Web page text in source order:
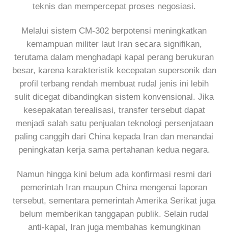
teknis dan mempercepat proses negosiasi.
Melalui sistem CM-302 berpotensi meningkatkan
kemampuan militer laut Iran secara signifikan,
terutama dalam menghadapi kapal perang berukuran
besar, karena karakteristik kecepatan supersonik dan
profil terbang rendah membuat rudal jenis ini lebih
sulit dicegat dibandingkan sistem konvensional. Jika
kesepakatan terealisasi, transfer tersebut dapat
menjadi salah satu penjualan teknologi persenjataan
paling canggih dari China kepada Iran dan menandai
peningkatan kerja sama pertahanan kedua negara.
Namun hingga kini belum ada konfirmasi resmi dari
pemerintah Iran maupun China mengenai laporan
tersebut, sementara pemerintah Amerika Serikat juga
belum memberikan tanggapan publik. Selain rudal
anti-kapal, Iran juga membahas kemungkinan